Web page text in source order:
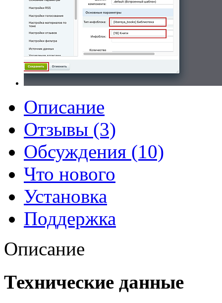
Описание
Отзывы (3)
Обсуждения (10)
Что нового
Установка
Поддержка
Описание
Технические данные